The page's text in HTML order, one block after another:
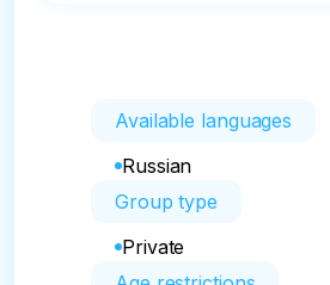
Available languages
Russian
Group type
Private